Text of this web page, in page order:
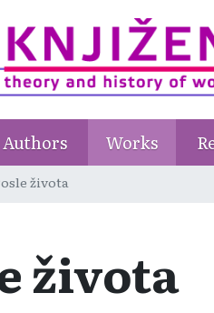
Authors Works
života
života